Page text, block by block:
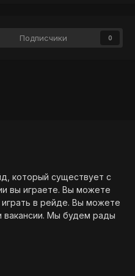
Подписчики 0
который существует с
вы играете. Вы можете
играть в рейде. Вы можете
вакансии. Мы будем рады